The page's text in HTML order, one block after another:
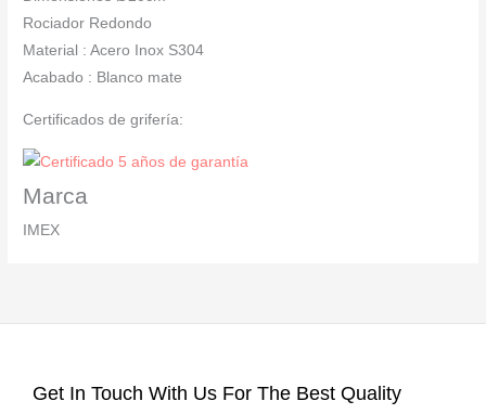
Rociador Redondo
Material : Acero Inox S304
Acabado : Blanco mate
Certificados de grifería:
Marca
IMEX
Get In Touch With Us For The Best Quality